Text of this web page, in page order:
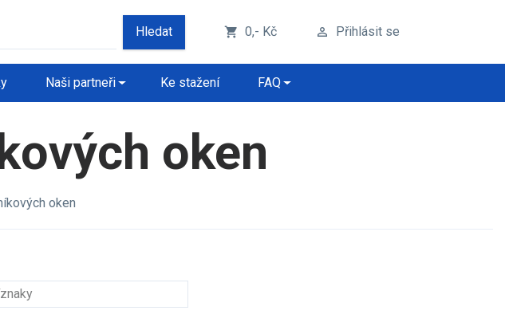
Hledat shopping_cart 0,- Kč perm_identity Přihlásit se
Naši partneři Ke stažení FAQ
oken
oken